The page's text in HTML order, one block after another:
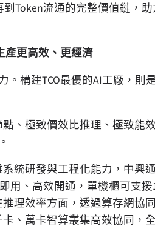
Token流通的完整價值鏈，
產更高效、更經濟
。構建TCO最優的AI工廠，
、極致價效比推理、極致能
統研發與工程化能力，中興
用、高效開通，單機櫃可支
理效率方面，透過算存網協
、萬卡智算叢集高效協同，